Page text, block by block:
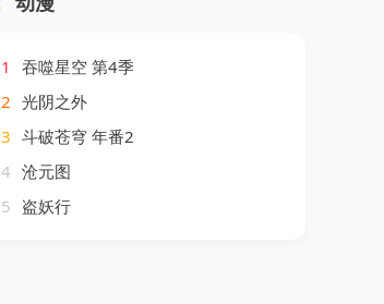
1
吞噬星空 第4季
2 光阴之外
3 斗破苍穹 年番2
4 沧元图
5 盗妖行